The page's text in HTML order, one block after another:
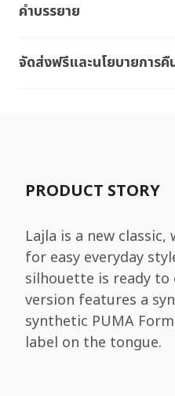
คำบรรยาย
จัดส่งฟรีและนโยบายการคื
PRODUCT STORY
Lajla is a new
for easy everyday
silhouette is ready to
version features a
synthetic PUMA
label on the tongue.